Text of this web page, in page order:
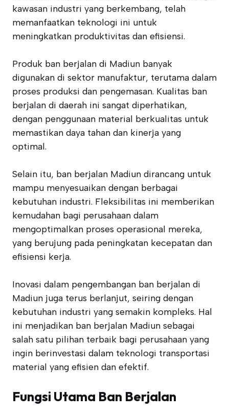
kawasan industri yang berkembang, telah
memanfaatkan teknologi ini untuk
meningkatkan produktivitas dan efisiensi.
Produk ban berjalan di Madiun banyak
digunakan di sektor manufaktur, terutama dalam
proses produksi dan pengemasan. Kualitas ban
berjalan di daerah ini sangat diperhatikan,
dengan penggunaan material berkualitas untuk
memastikan daya tahan dan kinerja yang
optimal.
Selain itu, ban berjalan Madiun dirancang untuk
mampu menyesuaikan dengan berbagai
kebutuhan industri. Fleksibilitas ini memberikan
kemudahan bagi perusahaan dalam
mengoptimalkan proses operasional mereka,
yang berujung pada peningkatan kecepatan dan
efisiensi kerja.
Inovasi dalam pengembangan ban berjalan di
Madiun juga terus berlanjut, seiring dengan
kebutuhan industri yang semakin kompleks. Hal
ini menjadikan ban berjalan Madiun sebagai
salah satu pilihan terbaik bagi perusahaan yang
ingin berinvestasi dalam teknologi transportasi
material yang efisien dan efektif.
Fungsi Utama Ban Berjalan